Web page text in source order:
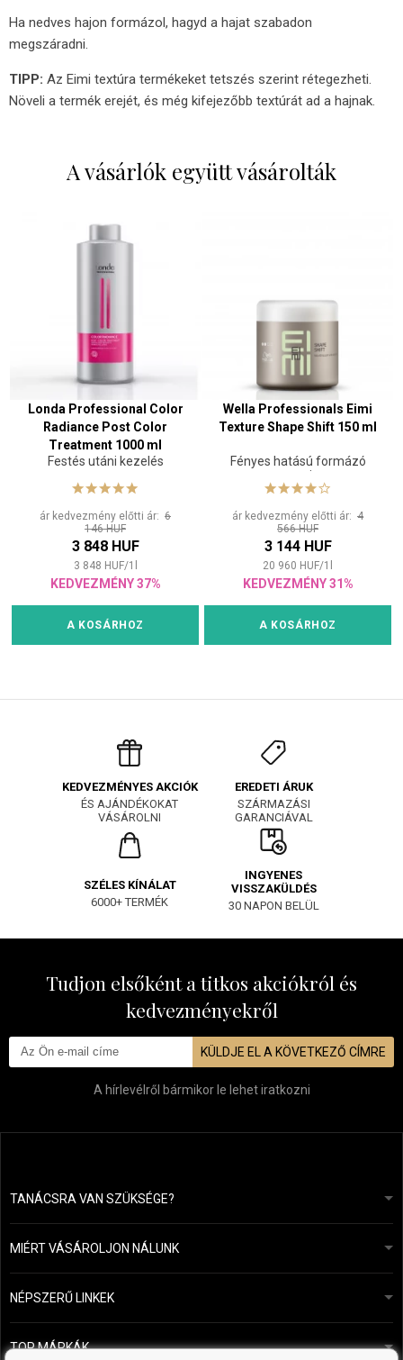
Ha nedves hajon formázol, hagyd a hajat szabadon
megszáradni.
TIPP: Az Eimi textúra termékeket tetszés szerint rétegezheti.
Növeli a termék erejét, és még kifejezőbb textúrát ad a hajnak.
A vásárlók együtt vásárolták
Londa Professional Color
Radiance Post Color
Treatment 1000 ml
Festés utáni kezelés
ár kedvezmény előtti ár: 6
146 HUF
3 848 HUF
3 848 HUF/1
KEDVEZMÉNY 37%
A KOSÁRHOZ
Wella Professionals Eimi
Texture Shape Shift 150 ml
Fényes hatású formázó
gumi
ár kedvezmény előtti ár: 4
566 HUF
3 144 HUF
20 960 HUF/1
KEDVEZMÉNY 31%
A KOSÁRHOZ
KEDVEZMÉNYES AKCIÓK
ÉS AJÁNDÉKOKAT
VÁSÁROLNI
EREDETI ÁRUK
SZÁRMAZÁSI
GARANCIÁVAL
SZÉLES KÍNÁLAT
6000+ TERMÉK
INGYENES
VISSZAKÜLDÉS
30 NAPON BELÜL
Tudjon elsőként a titkos akciókról és
kedvezményekről
KÜLDJE EL A KÖVETKEZŐ CÍMRE
A hírlevélről bármikor le lehet iratkozni
TANÁCSRA VAN SZÜKSÉGE?info@mapeja.hu
24 órán belül válaszolunk.
MIÉRT VÁSÁROLJON NÁLUNK
Általános szerződési feltételek (ÁSZF)
Személyes adatok védelme
Fizetési és szállítási áttekintés
Áru visszaküldése
NÉPSZERŰ LINKEK
A mi történetünk
TOP MÁRKÁK
Kérastase
O&M